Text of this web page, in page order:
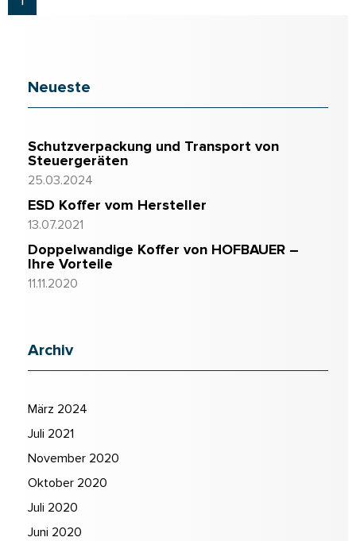
Neueste
Schutzverpackung und Transport von
Steuergeräten
25.03.2024
ESD Koffer vom Hersteller
13.07.2021
Doppelwandige Koffer von HOFBAUER –
Ihre Vorteile
11.11.2020
Archiv
März 2024
Juli 2021
November 2020
Oktober 2020
Juli 2020
Juni 2020